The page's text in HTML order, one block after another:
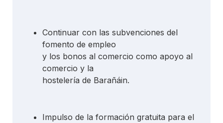
Continuar con las subvenciones del
fomento de empleo
y los bonos al comercio como apoyo al
comercio y la
hostelería de Barañáin.
Impulso de la formación gratuita para el